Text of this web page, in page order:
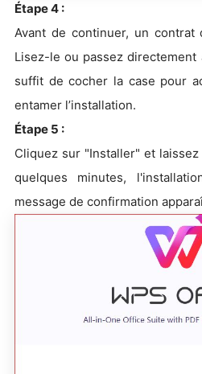
Étape 4 :
Avant de continuer, un contrat
Lisez-le ou passez directement
suffit de cocher la case pour
entamer l’installation.
Étape 5 :
Cliquez sur "Installer" et
quelques minutes,
message de confirmation